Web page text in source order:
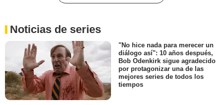
Noticias de series
"No hice nada para merecer un
diálogo así": 10 años después,
Bob Odenkirk sigue agradecido
por protagonizar una de las
mejores series de todos los
tiempos